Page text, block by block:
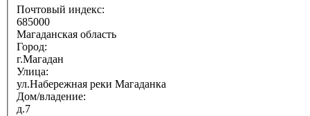
Почтовый индекс:
685000
Магаданская область
Город:
г.Магадан
Улица:
ул.Набережная реки Магаданка
Дом/владение:
д.7